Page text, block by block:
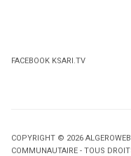
4
L'octroi accidentel
L'octroi accidentel
FACEBOOK KSARI.TV
COPYRIGHT © 2026
COMMUNAUTAIRE - TOUS